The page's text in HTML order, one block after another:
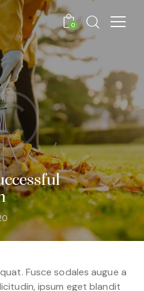
0
Fusce sodales augue a
ipsum eget blandit